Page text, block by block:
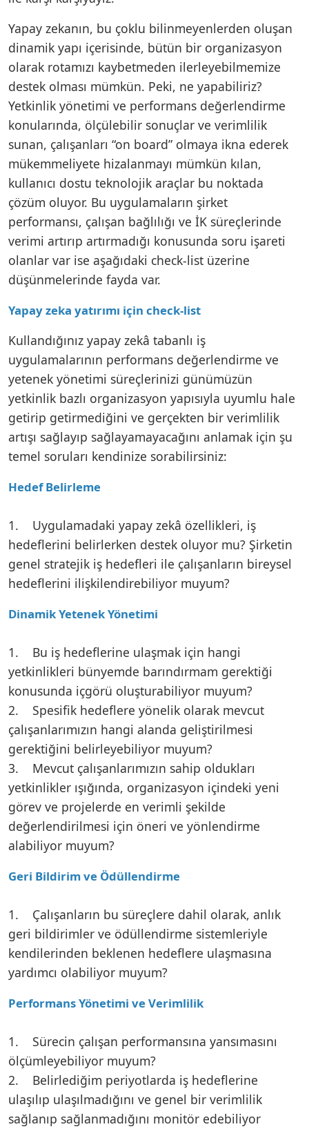
Yapay zekanın, bu çoklu bilinmeyenlerden oluşan
dinamik yapı içerisinde, bütün bir organizasyon
olarak rotamızı kaybetmeden ilerleyebilmemize
destek olması mümkün. Peki, ne yapabiliriz?
Yetkinlik yönetimi ve performans değerlendirme
konularında, ölçülebilir sonuçlar ve verimlilik
sunan, çalışanları “on board” olmaya ikna ederek
mükemmeliyete hizalanmayı mümkün kılan,
kullanıcı dostu teknolojik araçlar bu noktada
çözüm oluyor. Bu uygulamaların şirket
performansı, çalışan bağlılığı ve İK süreçlerinde
verimi artırıp artırmadığı konusunda soru işareti
olanlar var ise aşağıdaki check-list üzerine
düşünmelerinde fayda var.
Yapay zeka yatırımı için check-list
Kullandığınız yapay zekâ tabanlı iş
uygulamalarının performans değerlendirme ve
yetenek yönetimi süreçlerinizi günümüzün
yetkinlik bazlı organizasyon yapısıyla uyumlu hale
getirip getirmediğini ve gerçekten bir verimlilik
artışı sağlayıp sağlayamayacağını anlamak için şu
temel soruları kendinize sorabilirsiniz:
Hedef Belirleme
1. Uygulamadaki yapay zekâ özellikleri, iş
hedeflerini belirlerken destek oluyor mu? Şirketin
genel stratejik iş hedefleri ile çalışanların bireysel
hedeflerini ilişkilendirebiliyor muyum?
Dinamik Yetenek Yönetimi
1. Bu iş hedeflerine ulaşmak için hangi
yetkinlikleri bünyemde barındırmam gerektiği
konusunda içgörü oluşturabiliyor muyum?
2. Spesifik hedeflere yönelik olarak mevcut
çalışanlarımızın hangi alanda geliştirilmesi
gerektiğini belirleyebiliyor muyum?
3. Mevcut çalışanlarımızın sahip oldukları
yetkinlikler ışığında, organizasyon içindeki yeni
görev ve projelerde en verimli şekilde
değerlendirilmesi için öneri ve yönlendirme
alabiliyor muyum?
Geri Bildirim ve Ödüllendirme
1. Çalışanların bu süreçlere dahil olarak, anlık
geri bildirimler ve ödüllendirme sistemleriyle
kendilerinden beklenen hedeflere ulaşmasına
yardımcı olabiliyor muyum?
Performans Yönetimi ve Verimlilik
1. Sürecin çalışan performansına yansımasını
ölçümleyebiliyor muyum?
2. Belirlediğim periyotlarda iş hedeflerine
ulaşılıp ulaşılmadığını ve genel bir verimlilik
sağlanıp sağlanmadığını monitör edebiliyor